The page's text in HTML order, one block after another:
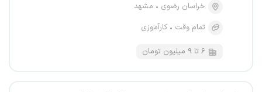
خراسان رضوی
مشهد
تمام وقت
کارآموزی
۶ تا ۹ میلیون تومان